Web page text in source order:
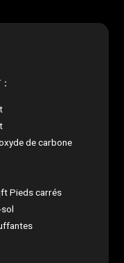
:
de carbone
Pieds carrés